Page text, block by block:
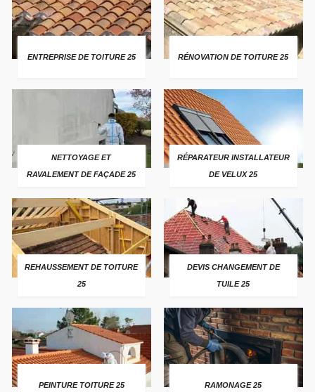
ENTREPRISE DE TOITURE 25 RÉNOVATION DE TOITURE 25
NETTOYAGE ET
RAVALEMENT DE FAÇADE 25
RÉPARATEUR INSTALLATEUR
DE VELUX 25
REHAUSSEMENT DE TOITURE
25
DEVIS CHANGEMENT DE
TUILE 25
PEINTURE TOITURE 25 RAMONAGE 25